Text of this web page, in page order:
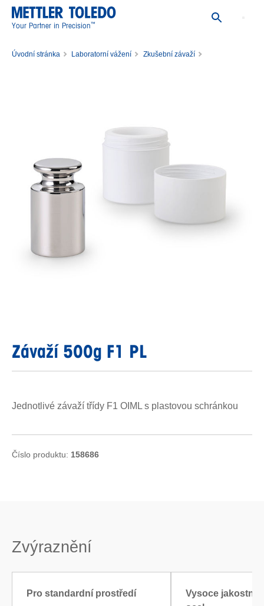
Your Partner in Precision™
Úvodní stránka Laboratorní vážení
Zkušební závaží
Závaží 500g F1 PL
Jednotlivé závaží třídy F1 OIML s plastovou schránkou
Číslo produktu: 158686
Zvýraznění
Pro standardní prostředí
Vysoce jakostní